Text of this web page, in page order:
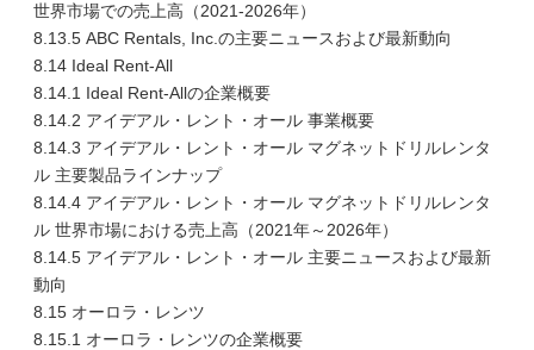
世界市場での売上高（2021-2026年）
8.13.5 ABC Rentals, Inc.の主要ニュースおよび最新動向
8.14 Ideal Rent-All
8.14.1 Ideal Rent-Allの企業概要
8.14.2 アイデアル・レント・オール 事業概要
8.14.3 アイデアル・レント・オール マグネットドリルレンタ
ル 主要製品ラインナップ
8.14.4 アイデアル・レント・オール マグネットドリルレンタ
ル 世界市場における売上高（2021年～2026年）
8.14.5 アイデアル・レント・オール 主要ニュースおよび最新
動向
8.15 オーロラ・レンツ
8.15.1 オーロラ・レンツの企業概要